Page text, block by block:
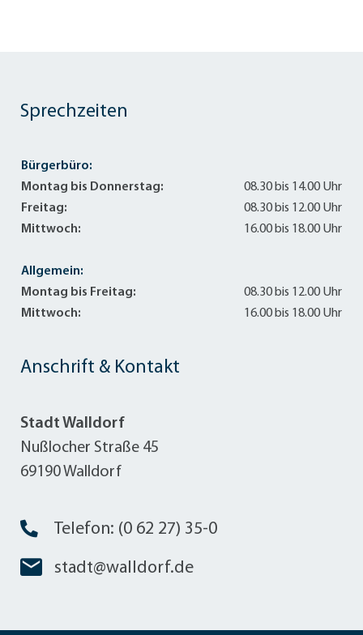
Anschrift & Kontakt
Stadt Walldorf
Nußlocher Straße 45
69190 Walldorf
Telefon: (0 62 27) 35-0
stadt@walldorf.de
Sprechzeiten
Bürgerbüro:
Montag bis Donnerstag:
08.30 bis 14.00 Uhr
Freitag:
08.30 bis 12.00 Uhr
Mittwoch:
16.00 bis 18.00 Uhr
Allgemein:
Montag bis Freitag:
08.30 bis 12.00 Uhr
Mittwoch:
16.00 bis 18.00 Uhr